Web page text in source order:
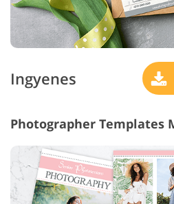
Ingyenes